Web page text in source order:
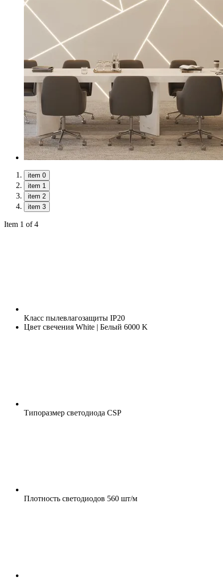
item 0
item 1
item 2
item 3
Item 1 of 4
Класс пылевлагозащиты IP20
Цвет свечения White | Белый 6000 K
Типоразмер светодиода CSP
Плотность светодиодов 560 шт/м